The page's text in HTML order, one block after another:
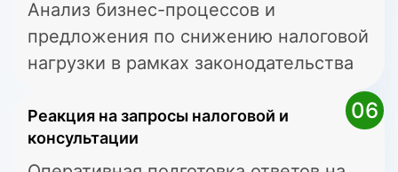
Анализ бизнес-процессов и
предложения по снижению налоговой
нагрузки в рамках законодательства
Реакция на запросы налоговой и
консультации
06